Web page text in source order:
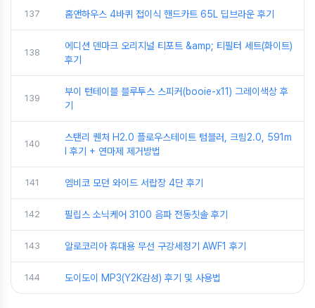
137 홈앤하우스 4바퀴 접이식 핸드카트 65L 딥브라운 후기
138
에디션 덴마크 오리지널 티포트 &amp; 티필터 세트(화이트)
후기
139
부이 턴테이블 블루투스 스피커(booie-x11) 그레이색상 후
기
140
스탠리 퀜처 H2.0 플로우스테이트 텀블러, 크림2.0, 591m
l 후기 + 연마제 제거방법
141 엠비코 모던 와이드 서랍장 4단 후기
142 필립스 소닉케어 3100 음파 전동칫솔 후기
143 알로코리아 휴대용 무선 구강세정기 AWF1 후기
144 도이도이 MP3(Y2K감성) 후기 및 사용법